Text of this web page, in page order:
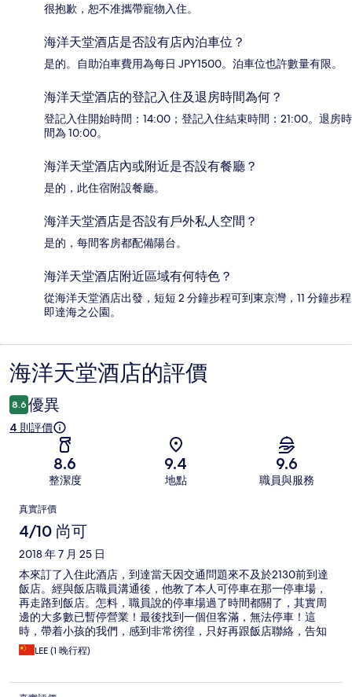
很抱歉，恕不准攜帶寵物入住。
海洋天堂酒店是否設有店內泊車位？
是的。自助泊車費用為每日 JPY1500。泊車位也許數量有限。
海洋天堂酒店的登記入住及退房時間為何？
登記入住開始時間：14:00；登記入住結束時間：21:00。退房時
間為 10:00。
海洋天堂酒店內或附近是否設有餐廳？
是的，此住宿附設餐廳。
海洋天堂酒店是否設有戶外私人空間？
是的，每間客房都配備陽台。
海洋天堂酒店附近區域有何特色？
從海洋天堂酒店出發，短短 2 分鐘步程可到東京灣，11 分鐘步程
即達海之公園。
評
價
海洋天堂酒店的評價
8.6 優異
4 則評價
8.6
整潔度
9.4
地點
9.6
職員與服務
評
價
真實評價
4/10 尚可
2018 年 7 月 25 日
本來訂了入住此酒店，到達當天因交通問題來不及於2130前到達
飯店。經與飯店職員溝通後，他教了本人可停車在那一停車場，
再走路到飯店。怎料，職員說的停車場過了時間都關了，其實周
邊的大多數已暫停營業！最後找到一個但客滿，無法停車！這
時，帶着小孩的我們，感到非常徬徨，只好再跟飯店聯絡，告知
我們無法到達，在近半夜的時間找了附近另一飯店投宿。 翌日，
我們再致電飯店，對職員說出昨晚事件始末，他們願意不收取我
原來那橋只供遊覽車使用，一般自行開車去的，要停在八景島外
LEE (1 晚行程)